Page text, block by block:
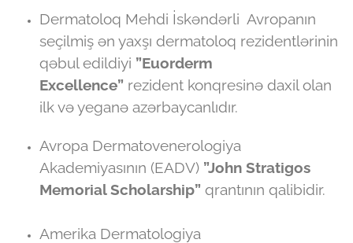
Dermatoloq Mehdi İskəndərli Avropanın
seçilmiş ən yaxşı dermatoloq rezidentlərinin
qəbul edildiyi ”Euorderm
Excellence” rezident konqresinə daxil olan
ilk və yeganə azərbaycanlıdır.
Avropa Dermatovenerologiya
Akademiyasının (EADV) ”John Stratigos
Memorial Scholarship” qrantının qalibidir.
Amerika Dermatologiya